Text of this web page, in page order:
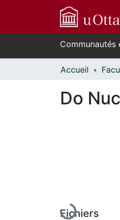
Accueil
Do
En cours de chargement...
Fichiers